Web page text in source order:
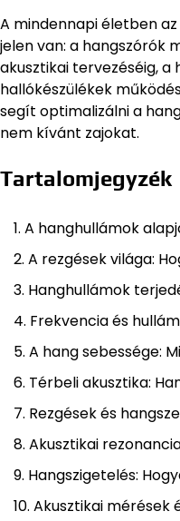
A mindennapi életben
jelen van: a hangszórók
akusztikai tervezéséig, a
hallókészülékek
segít optimalizálni a
nem kívánt zajokat.
Tartalomjegyzék
A hanghullámok
A rezgések világa:
Hanghullámok
Frekvencia és
A hang sebessége:
Térbeli akusztika:
Rezgések és
Akusztikai
Hangszigetelés:
Akusztikai mérések